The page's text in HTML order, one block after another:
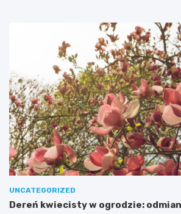
UNCATEGORIZED
Dereń kwiecisty w ogrodzie: